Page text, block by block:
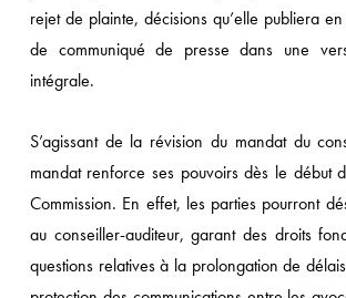
rejet de plainte, décisions qu’elle publiera
de communiqué de presse dans une
intégrale.
S’agissant de la révision du mandat du
mandat renforce ses pouvoirs dès le début
Commission. En effet, les parties pourront
au conseiller-auditeur, garant des droits
questions relatives à la prolongation de